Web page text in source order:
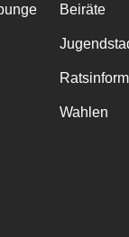
Beiräte
Wahlen